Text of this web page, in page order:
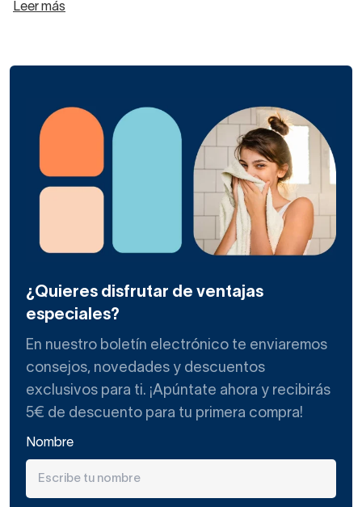
Los lavabos sobre encimera están de moda y, gracias a
colores y texturas diversas.
La diversidad de oferta en lavabos sobre encimera se ha
expandido increíblemente a lo largo de la última década.
Construye un cuarto de baño nuevo, actual y elegante al
máximo gracias a alguna oferta de lavabo sobre encimera
de nuestra tienda online.
apoyados sobre muebles con tapa o bien
encimeras de baño
Estos lavabos se fabrican en muchos materiales diversos,
no solo en cerámica o porcelana. Abundan los de solid
características intrínsecas: durabilidad, resistencia,
Leer más
¿Quieres disfrutar de ventajas
especiales?
En nuestro boletín electrónico te enviaremos
consejos, novedades y descuentos
exclusivos para ti. ¡Apúntate ahora y recibirás
5€ de descuento para tu primera compra!
Nombre